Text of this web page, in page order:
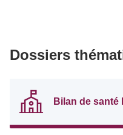
Dossiers
Bilan de santé